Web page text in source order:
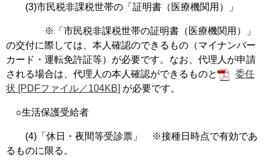
(3)市民税非課税世帯の「証明書（医療機関用）」
※「市民税非課税世帯の証明書（医療機関用）」
の交付に際しては、本人確認のできるもの（マイナンバー
カード・運転免許証等）が必要です。なお、代理人が申請
される場合は、代理人の本人確認ができるものと
委任
状 [PDFファイル／104KB] が必要です。
○生活保護受給者
(4)「休日・夜間等受診票」 ※接種日時点で有効であ
るものに限る。